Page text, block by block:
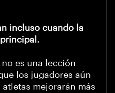
incluso cuando la
es una lección
los jugadores aún
mejorarán más